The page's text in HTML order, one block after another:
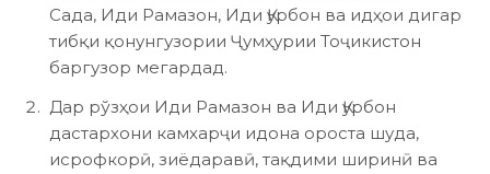
Сада, Иди Рамазон, Иди Қурбон ва идҳои дигар
тибқи қонунгузории Ҷумҳурии Тоҷикистон
баргузор мегардад.
Дар рўзҳои Иди Рамазон ва Иди Қурбон
дастархони камхарҷи идона ороста шуда,
исрофкорӣ, зиёдаравӣ, тақдими ширинӣ ва